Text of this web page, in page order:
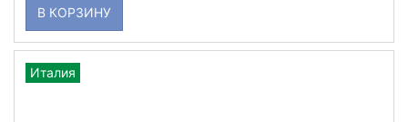
В КОРЗИНУ
Италия